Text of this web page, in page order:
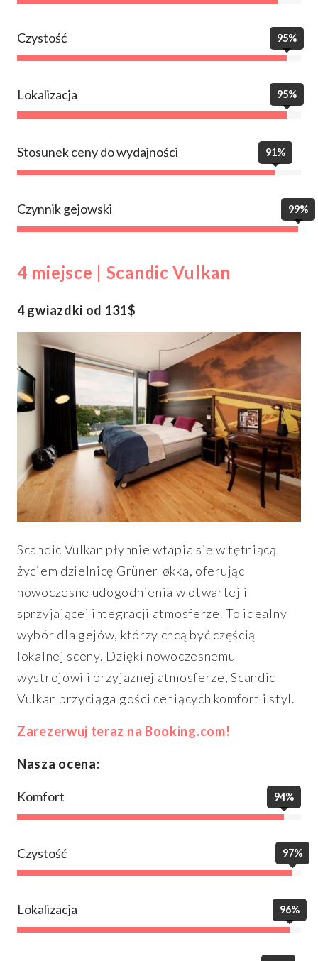
Czystość 95%
Lokalizacja 95%
Stosunek ceny do wydajności 91%
Czynnik gejowski 99%
4 miejsce | Scandic Vulkan
4 gwiazdki od 131$
Scandic Vulkan płynnie wtapia się w tętniącą
życiem dzielnicę Grünerløkka, oferując
nowoczesne udogodnienia w otwartej i
sprzyjającej integracji atmosferze. To idealny
wybór dla gejów, którzy chcą być częścią
lokalnej sceny. Dzięki nowoczesnemu
wystrojowi i przyjaznej atmosferze, Scandic
Vulkan przyciąga gości ceniących komfort i styl.
Zarezerwuj teraz na Booking.com!
Nasza ocena:
Komfort 94%
Czystość 97%
Lokalizacja 96%